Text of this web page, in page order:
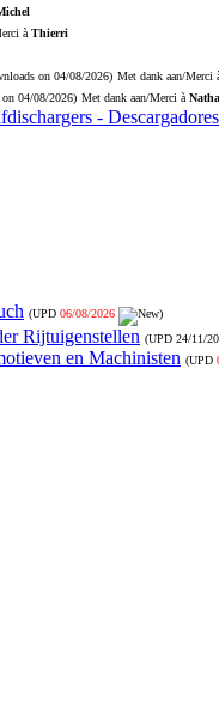
à Thierri
on 04/08/2026) Met dank aan/Merci
04/08/2026) Met dank aan/Merci à
-
(UPD 06/08/2026 )
Rijtuigenstellen (UPD 24/11/
en Machinisten (UPD